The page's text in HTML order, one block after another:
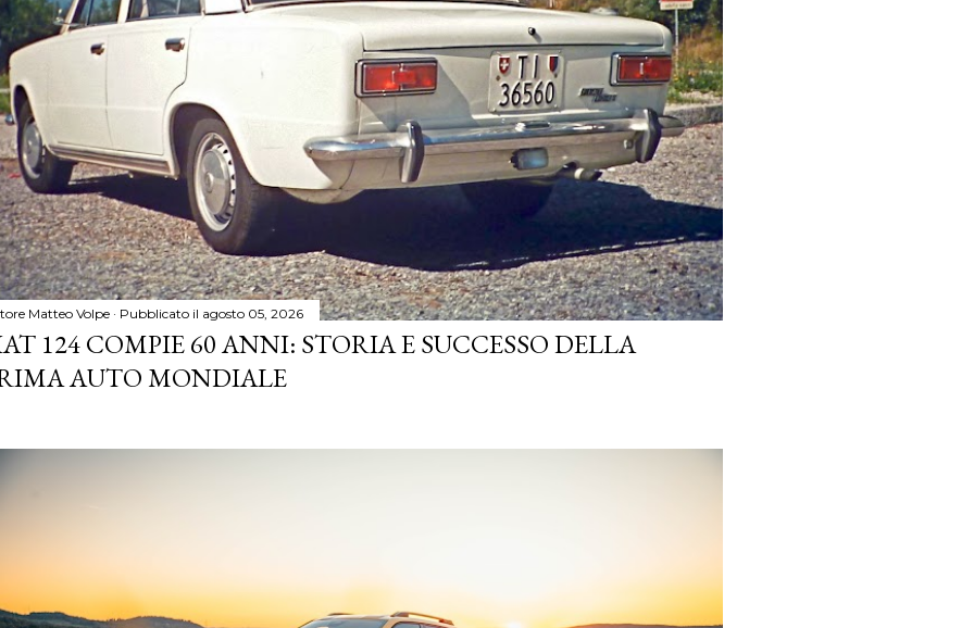
Matteo Volpe Pubblicato il agosto 05, 2026
124 COMPIE 60 ANNI: STORIA E SUCCESSO DELLA
AUTO MONDIALE